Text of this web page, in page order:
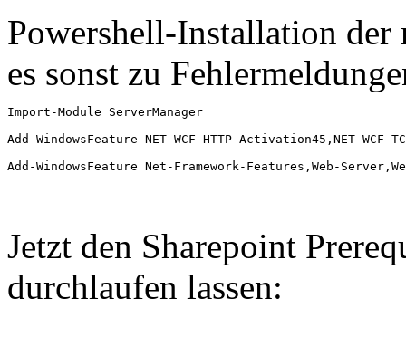
Powershell-Installation der
es sonst zu
Import-Module ServerManager
Add-WindowsFeature NET-WCF-HTTP-Activation45,NET-
Add-WindowsFeature Net-Framework-Features,Web-
Jetzt den Sharepoint
durchlaufen lassen: